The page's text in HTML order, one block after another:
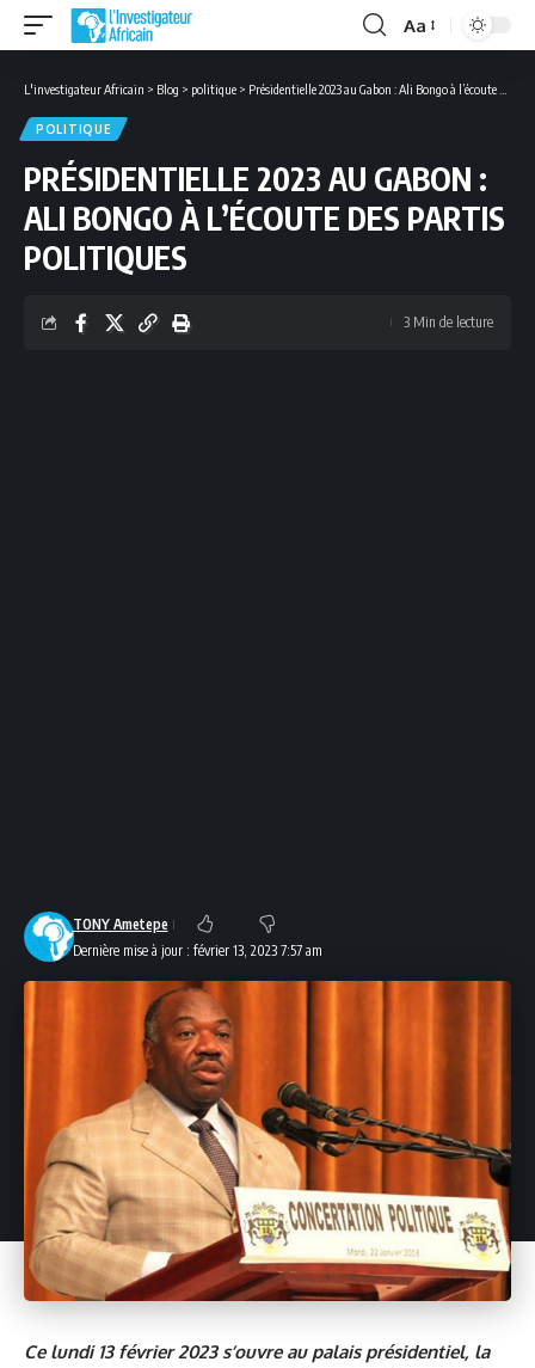
Font
Aa
L'investigateur Africain > Blog > politique > Présidentielle 2023 au Gabon : Ali Bongo à l’écoute des partis politiques
POLITIQUE
PRÉSIDENTIELLE 2023 AU GABON :
ALI BONGO À L’ÉCOUTE DES PARTIS
POLITIQUES
Dernière mise à jour : février 13, 2023 7:57 am
TONY Ametepe
3 Min de lecture
Ce lundi 13 février 2023 s’ouvre au palais présidentiel, la